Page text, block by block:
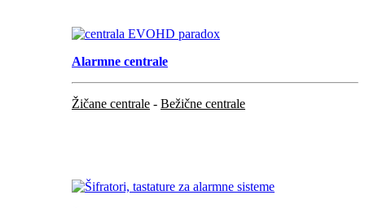
Alarmne centrale
Žičane centrale - Bežične centrale